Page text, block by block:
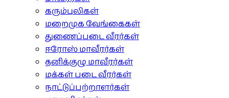
கரும்புலிகள்
மறைமுக வேங்கைகள்
துணைப்படை வீரர்கள்
ஈரோஸ் மாவீரர்கள்
தனிக்குழு மாவீரர்கள்
மக்கள் படை வீரர்கள்
நாட்டுப்பற்றாளர்கள்